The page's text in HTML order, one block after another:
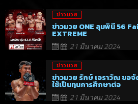
ข่าวมวย
ข่าวมวย ONE ลุมพินี 56
EXTREME
21 มีนาคม 2024
ข่าวมวย
ข่าวมวย รักษ์ เอราวัณ ขอ
ใช้เป็นทุนการศึกษาต่อ
21 มีนาคม 2024